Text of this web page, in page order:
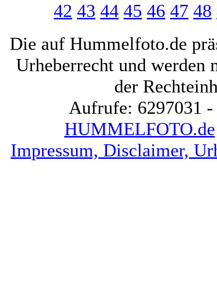
42 43 44 45 46 47 48
Die auf Hummelfoto.de
Urheberrecht und werden
der
Aufrufe: 6297031
HUMMELFOTO.de
Impressum, Disclaimer,